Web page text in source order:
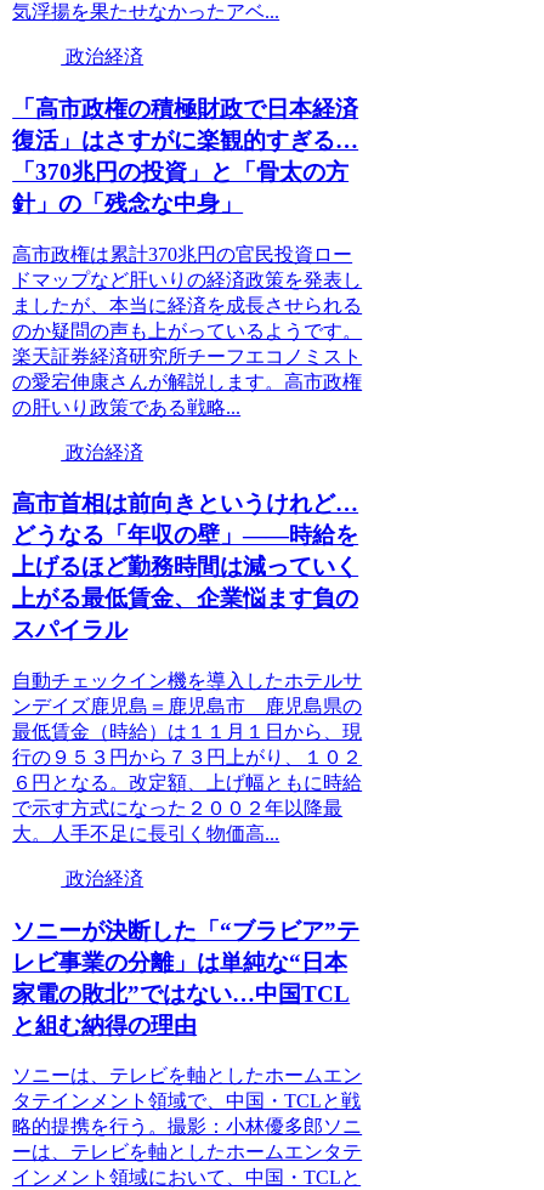
気浮揚を果たせなかったアベ...
政治経済
「高市政権の積極財政で日本経済
復活」はさすがに楽観的すぎる…
「370兆円の投資」と「骨太の方
針」の「残念な中身」
高市政権は累計370兆円の官民投資ロー
ドマップなど肝いりの経済政策を発表し
ましたが、本当に経済を成長させられる
のか疑問の声も上がっているようです。
楽天証券経済研究所チーフエコノミスト
の愛宕伸康さんが解説します。高市政権
の肝いり政策である戦略...
政治経済
高市首相は前向きというけれど…
どうなる「年収の壁」――時給を
上げるほど勤務時間は減っていく
上がる最低賃金、企業悩ます負の
スパイラル
自動チェックイン機を導入したホテルサ
ンデイズ鹿児島＝鹿児島市 鹿児島県の
最低賃金（時給）は１１月１日から、現
行の９５３円から７３円上がり、１０２
６円となる。改定額、上げ幅ともに時給
で示す方式になった２００２年以降最
大。人手不足に長引く物価高...
政治経済
ソニーが決断した「“ブラビア”テ
レビ事業の分離」は単純な“日本
家電の敗北”ではない…中国TCL
と組む納得の理由
ソニーは、テレビを軸としたホームエン
タテインメント領域で、中国・TCLと戦
略的提携を行う。撮影：小林優多郎ソニ
ーは、テレビを軸としたホームエンタテ
インメント領域において、中国・TCLと